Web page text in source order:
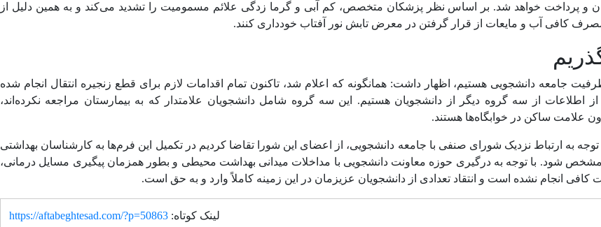
و پرداخت خواهد شد. بر اساس نظر پزشکان متخصص، کم آبی و گرما زدگی علائم مسمومیت را تشدید می‌کند و به همین دلیل از
کافی آب و مایعات از قرار گرفتن در معرض تابش نور آفتاب خودداری کنند.
ظرفیت جامعه دانشجویی هستیم، اظهار داشت: همانگونه که اعلام شد، تاکنون تمام اقدامات لازم برای قطع زنجیره انتقال انجام شده
اطلاعات از سه گروه دیگر از دانشجویان هستیم. این سه گروه شامل دانشجویان علامتدار که به بیمارستان مراجعه نکرده‌اند،
علامت ساکن در خوابگاه‌ها هستند.
به ارتباط نزدیک شورای صنفی با جامعه دانشجویی، از اعضای این شورا تقاضا کردیم در تکمیل این فرم‌ها به کارشناسان بهداشتی
شود. با توجه به درگیری حوزه معاونت دانشجویی با مداخلات میدانی بهداشت محیطی و بطور همزمان پیگیری مسایل درمانی،
انجام نشده است و انتقاد تعدادی از دانشجویان عزیزمان در این زمینه کاملاً وارد و به حق است.
لینک کوتاه: https://aftabeghtesad.com/?p=50863